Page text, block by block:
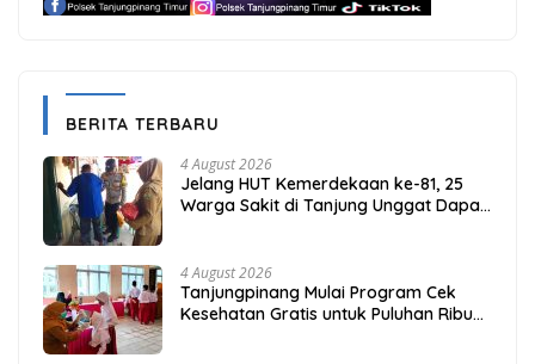
BERITA TERBARU
4 August 2026
Jelang HUT Kemerdekaan ke-81, 25
Warga Sakit di Tanjung Unggat Dapat
4 August 2026
Tanjungpinang Mulai Program Cek
Kesehatan Gratis untuk Puluhan Ribu